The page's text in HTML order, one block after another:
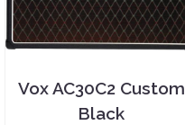
Vox AC30C2 Custom
Black